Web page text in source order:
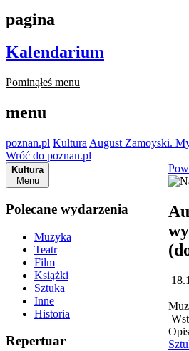
pagina
Kalendarium
Pominąłeś menu
menu
poznan.pl Kultura August Zamoyski.
Wróć do poznan.pl
Kultura
Menu
Polecane wydarzenia
Muzyka
Teatr
Film
Książki
Sztuka
Inne
Historia
Repertuar
Opis